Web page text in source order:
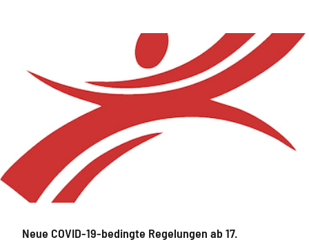
Neue COVID-19-bedingte Regelungen ab 17.